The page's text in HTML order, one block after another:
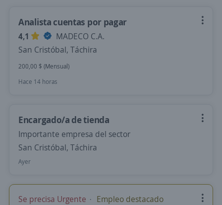
Analista cuentas por pagar
4,1
MADECO C.A.
San Cristóbal, Táchira
200,00 $ (Mensual)
Hace 14 horas
Encargado/a de tienda
Importante empresa del sector
San Cristóbal, Táchira
Ayer
Se precisa Urgente Empleo destacado